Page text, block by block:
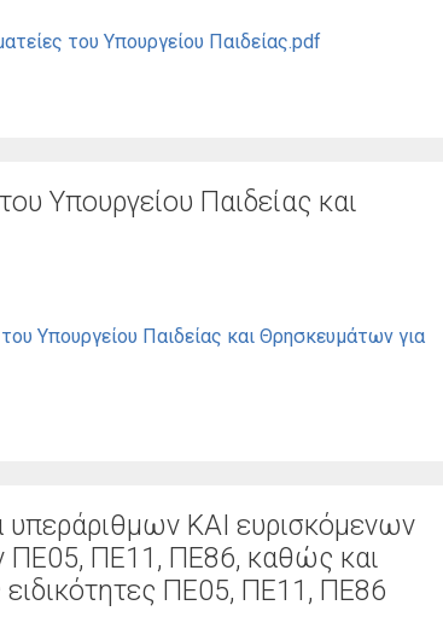
του Υπουργείου Παιδείας.pdf
Υπουργείου Παιδείας και
Υπουργείου Παιδείας και Θρησκευμάτων για
ΚΑΙ ευρισκόμενων
ΠΕ05, ΠΕ11, ΠΕ86, καθώς και
ΠΕ05, ΠΕ11, ΠΕ86